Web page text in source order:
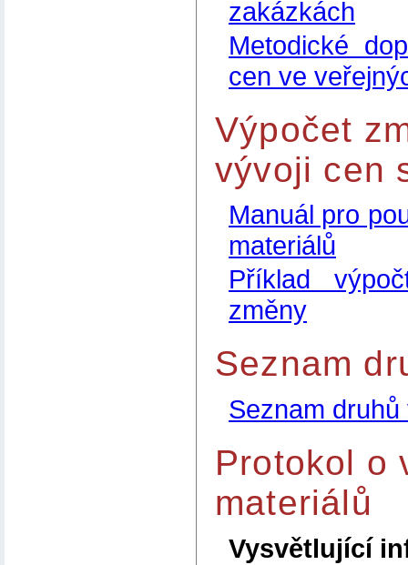
zakázkách
Metodické
cen ve
Výpočet
vývoji cen
Manuál pro
materiálů
Příklad
změny
Seznam
Seznam
Protokol o
materiálů
Vysvětlující